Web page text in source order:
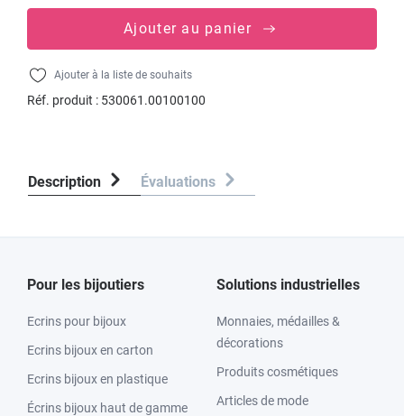
Ajouter au panier
Ajouter à la liste de souhaits
Réf. produit : 530061.00100100
Description Évaluations
Pour les bijoutiers
Ecrins pour bijoux
Ecrins bijoux en carton
Ecrins bijoux en plastique
Écrins bijoux haut de gamme
Solutions industrielles
Monnaies, médailles &
décorations
Produits cosmétiques
Articles de mode